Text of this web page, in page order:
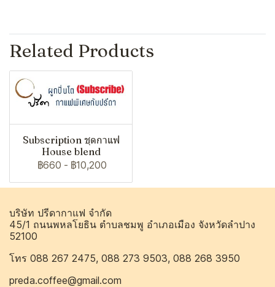
Related Products
Subscription ชุดกาแฟ
House blend
฿660 - ฿10,200
บริษัท ปรีดากาแฟ จำกัด
45/1 ถนนพหลโยธิน ตำบลชมพู อำเภอเมือง จังหวัดลำปาง
52100
โทร 088 267 2475, 088 273 9503, 088 268 3950
preda.coffee@gmail.com